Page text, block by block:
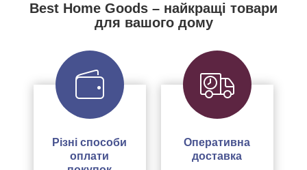
Best Home Goods – найкращі товари
для вашого дому
Різні способи
оплати
Оперативна
доставка